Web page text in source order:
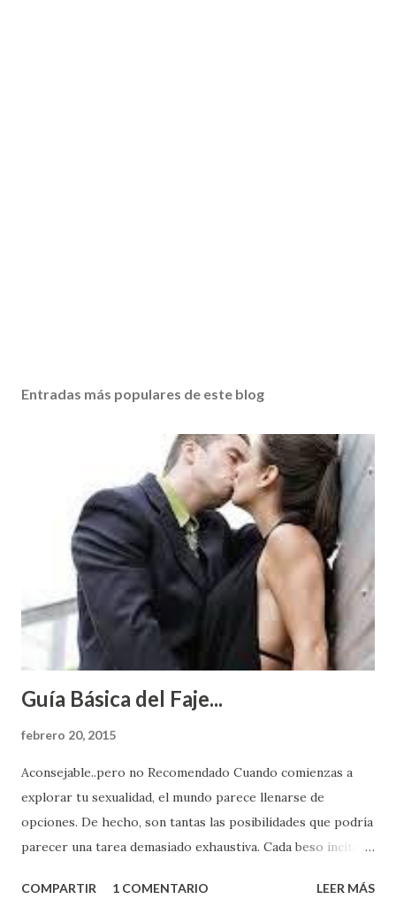
Entradas más populares de este blog
Guía Básica del Faje...
febrero 20, 2015
Aconsejable..pero no Recomendado Cuando comienzas a
explorar tu sexualidad, el mundo parece llenarse de
opciones. De hecho, son tantas las posibilidades que podría
parecer una tarea demasiado exhaustiva. Cada beso incita
partes de ti que jamás hubieras imaginado. El problema es
COMPARTIR 1 COMENTARIO LEER MÁS